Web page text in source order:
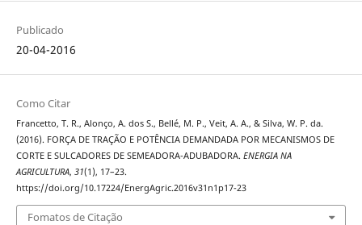
Publicado
20-04-2016
Como Citar
Francetto, T. R., Alonço, A. dos S., Bellé, M. P., Veit, A. A., & Silva, W. P. da.
(2016). FORÇA DE TRAÇÃO E POTÊNCIA DEMANDADA POR MECANISMOS DE
CORTE E SULCADORES DE SEMEADORA-ADUBADORA. ENERGIA NA
AGRICULTURA, 31(1), 17–23.
https://doi.org/10.17224/EnergAgric.2016v31n1p17-23
Fomatos de Citação